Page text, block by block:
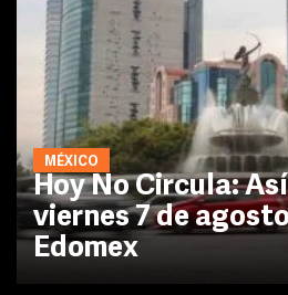
MÉXICO
Hoy No Circula:
viernes 7 de
Edomex